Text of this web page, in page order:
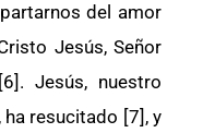
del amor
Jesús, Señor
Jesús, nuestro
ha resucitado [7], y